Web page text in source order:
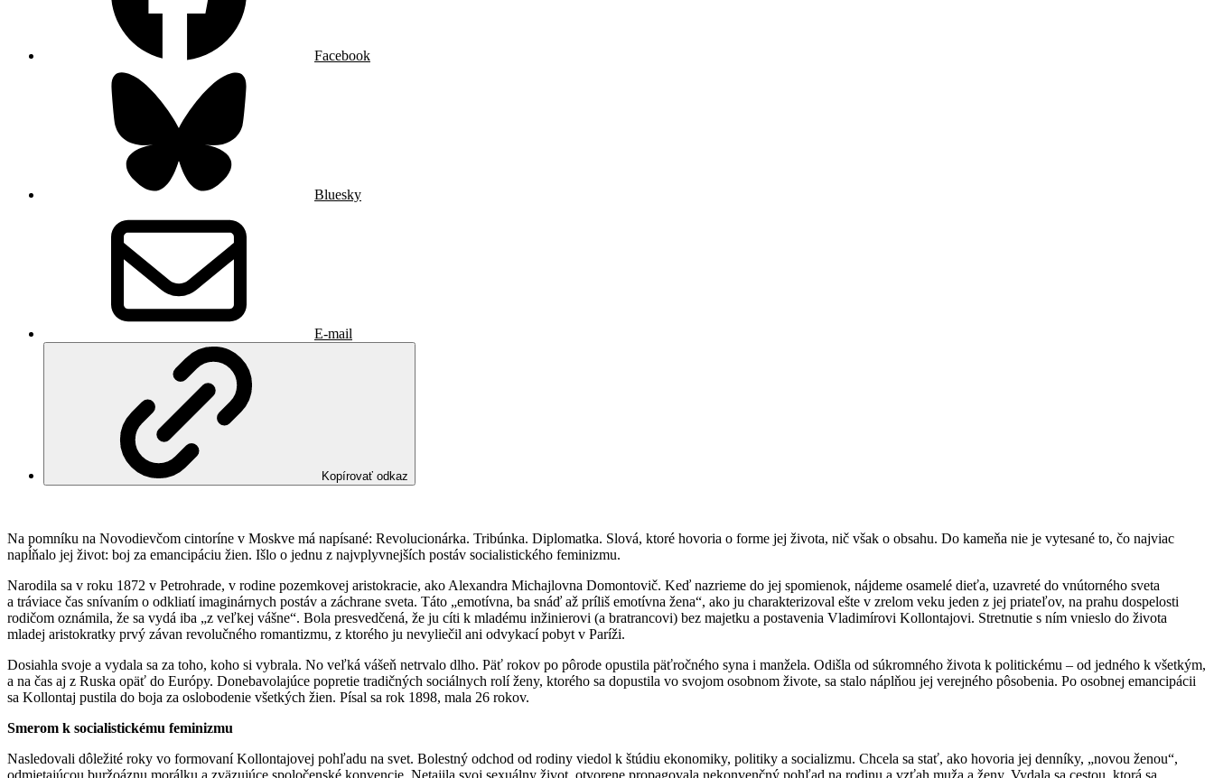
Facebook
Bluesky
E-mail
Kopírovať odkaz
Na pomníku na Novodievčom cintoríne v Moskve má napísané: Revolucionárka. Tribúnka. Diplomatka. Slová, ktoré hovoria o forme jej života, nič však o obsahu. Do kameňa nie je vytesané to, čo najviac
napĺňalo jej život: boj za emancipáciu žien. Išlo o jednu z najvplyvnejších postáv socialistického feminizmu.
Narodila sa v roku 1872 v Petrohrade, v rodine pozemkovej aristokracie, ako Alexandra Michajlovna Domontovič. Keď nazrieme do jej spomienok, nájdeme osamelé dieťa, uzavreté do vnútorného sveta
a tráviace čas snívaním o odkliatí imaginárnych postáv a záchrane sveta. Táto „emotívna, ba snáď až príliš emotívna žena“, ako ju charakterizoval ešte v zrelom veku jeden z jej priateľov, na prahu dospelosti
rodičom oznámila, že sa vydá iba „z veľkej vášne“. Bola presvedčená, že ju cíti k mladému inžinierovi (a bratrancovi) bez majetku a postavenia Vladimírovi Kollontajovi. Stretnutie s ním vnieslo do života
mladej aristokratky prvý závan revolučného romantizmu, z ktorého ju nevyliečil ani odvykací pobyt v Paríži.
Dosiahla svoje a vydala sa za toho, koho si vybrala. No veľká vášeň netrvalo dlho. Päť rokov po pôrode opustila päťročného syna i manžela. Odišla od súkromného života k politickému – od jedného k všetkým,
a na čas aj z Ruska opäť do Európy. Donebavolajúce popretie tradičných sociálnych rolí ženy, ktorého sa dopustila vo svojom osobnom živote, sa stalo náplňou jej verejného pôsobenia. Po osobnej emancipácii
sa Kollontaj pustila do boja za oslobodenie všetkých žien. Písal sa rok 1898, mala 26 rokov.
Smerom k socialistickému feminizmu
Nasledovali dôležité roky vo formovaní Kollontajovej pohľadu na svet. Bolestný odchod od rodiny viedol k štúdiu ekonomiky, politiky a socializmu. Chcela sa stať, ako hovoria jej denníky, „novou ženou“,
odmietajúcou buržoáznu morálku a zväzujúce spoločenské konvencie. Netajila svoj sexuálny život, otvorene propagovala nekonvenčný pohľad na rodinu a vzťah muža a ženy. Vydala sa cestou, ktorá sa